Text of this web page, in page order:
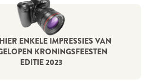
ENKELE IMPRESSIES VAN
KRONINGSFEESTEN
EDITIE 2023